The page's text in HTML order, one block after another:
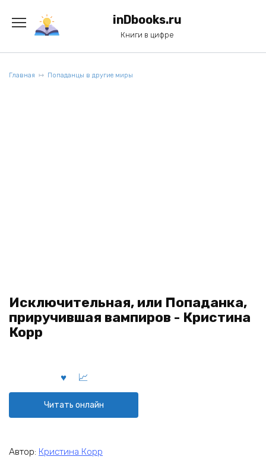
содержанию
inDbooks.ru
Книги в цифре
Главная Попаданцы в другие миры
Исключительная, или Попаданка,
приручившая вампиров - Кристина
Корр
Читать онлайн
Автор: Кристина Корр